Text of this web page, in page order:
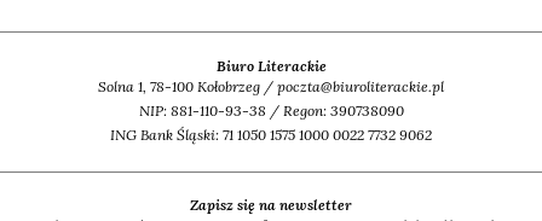
Biuro Literackie
Solna 1, 78-100 Kołobrzeg / poczta@biuroliterackie.pl
NIP: 881-110-93-38 / Regon: 390738090
ING Bank Śląski: 71 1050 1575 1000 0022 7732 9062
Zapisz się na newsletter